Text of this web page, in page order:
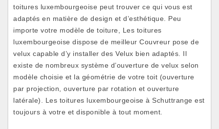
toitures luxembourgeoise peut trouver ce qui vous est
adaptés en matière de design et d’esthétique. Peu
importe votre modèle de toiture, Les toitures
luxembourgeoise dispose de meilleur Couvreur pose de
velux capable d’y installer des Velux bien adaptés. Il
existe de nombreux système d’ouverture de velux selon
modèle choisie et la géométrie de votre toit (ouverture
par projection, ouverture par rotation et ouverture
latérale). Les toitures luxembourgeoise à Schuttrange est
toujours à votre et disponible à tout moment.